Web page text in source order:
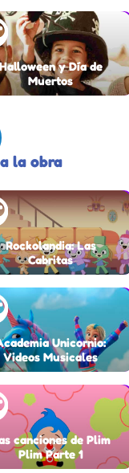
y Día de
Muertos
la obra
Rockolandia: Las
Cabritas
Unicornio:
Videos Musicales
canciones de Plim
Plim Parte 1